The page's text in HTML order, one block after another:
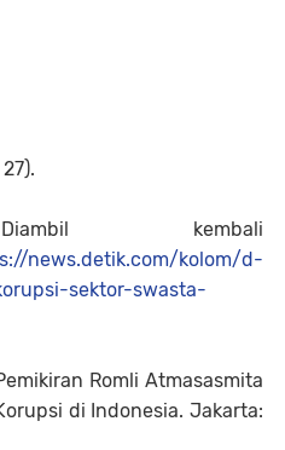
kembali
news.detik.com/kolom/d-
sektor-swasta-
Romli Atmasasmita
di Indonesia. Jakarta: